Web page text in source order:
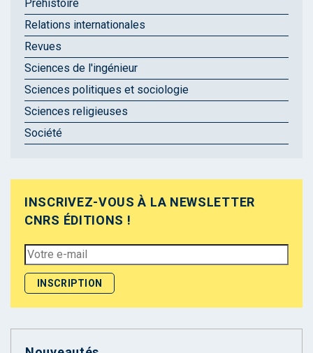
Préhistoire
Relations internationales
Revues
Sciences de l'ingénieur
Sciences politiques et sociologie
Sciences religieuses
Société
INSCRIVEZ-VOUS À LA NEWSLETTER
CNRS ÉDITIONS !